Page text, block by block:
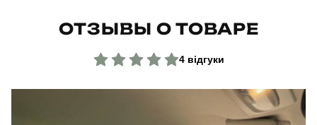
ОТЗЫВЫ О ТОВАРЕ
4 відгуки